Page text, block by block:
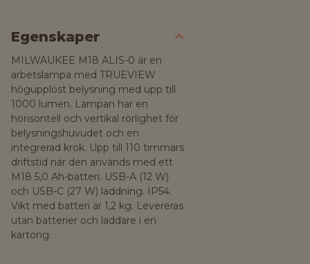
Egenskaper
MILWAUKEE M18 ALIS-0 är en
arbetslampa med TRUEVIEW
högupplöst belysning med upp till
1000 lumen. Lampan har en
horisontell och vertikal rörlighet för
belysningshuvudet och en
integrerad krok. Upp till 110 timmars
driftstid när den används med ett
M18 5,0 Ah-batteri. USB-A (12 W)
och USB-C (27 W) laddning. IP54.
Vikt med batteri är 1,2 kg. Levereras
utan batterier och laddare i en
kartong.